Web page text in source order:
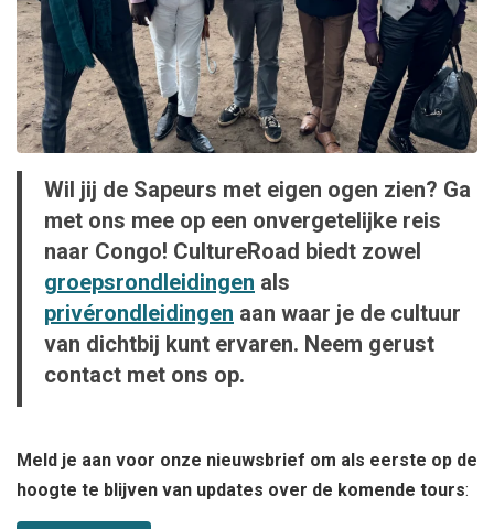
Wil jij de Sapeurs met eigen ogen zien? Ga
met ons mee op een onvergetelijke reis
naar Congo! CultureRoad biedt zowel
groepsrondleidingen als
privérondleidingen aan waar je de cultuur
van dichtbij kunt ervaren. Neem gerust
contact met ons op.
Meld je aan voor onze nieuwsbrief om als eerste op de
hoogte te blijven van updates over de komende tours: